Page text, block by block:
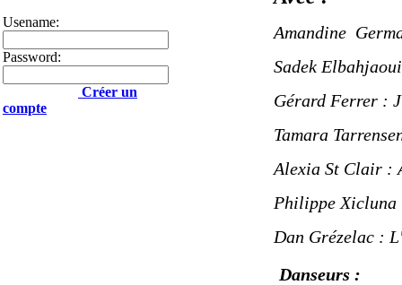
Usename:
Password:
Créer un
compte
Amandine
Sadek
Gérard Ferrer :
Tamara
Alexia St Clair :
Philippe Xicluna
Dan Grézelac :
Danseurs :